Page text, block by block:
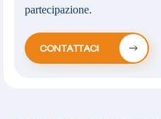
partecipazione.
CONTATTACI